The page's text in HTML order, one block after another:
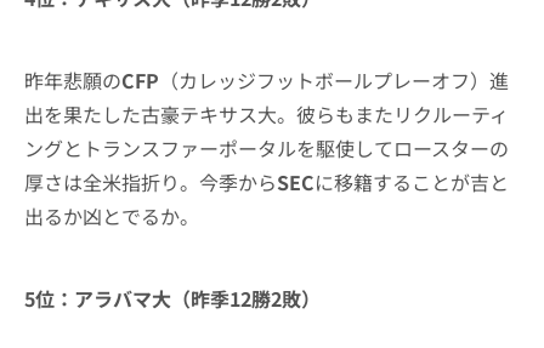
昨年悲願のCFP （カレッジフットボールプレーオフ）進
出を果たした古豪テキサス大。彼らもまたリクルーティ
ングとトランスファーポータルを駆使してロースターの
厚さは全米指折り。今季からSECに移籍することが吉と
出るか凶とでるか。
5位：アラバマ大（昨季12勝2敗）